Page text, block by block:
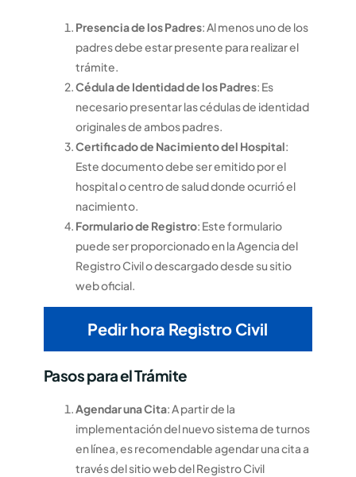
Presencia de los Padres: Al menos uno de los
padres debe estar presente para realizar el
trámite.
Cédula de Identidad de los Padres: Es
necesario presentar las cédulas de identidad
originales de ambos padres.
Certificado de Nacimiento del Hospital:
Este documento debe ser emitido por el
hospital o centro de salud donde ocurrió el
nacimiento.
Formulario de Registro: Este formulario
puede ser proporcionado en la Agencia del
Registro Civil o descargado desde su sitio
web oficial.
Pedir hora Registro Civil
Pasos para el Trámite
Agendar una Cita: A partir de la
implementación del nuevo sistema de turnos
en línea, es recomendable agendar una cita a
través del sitio web del Registro Civil